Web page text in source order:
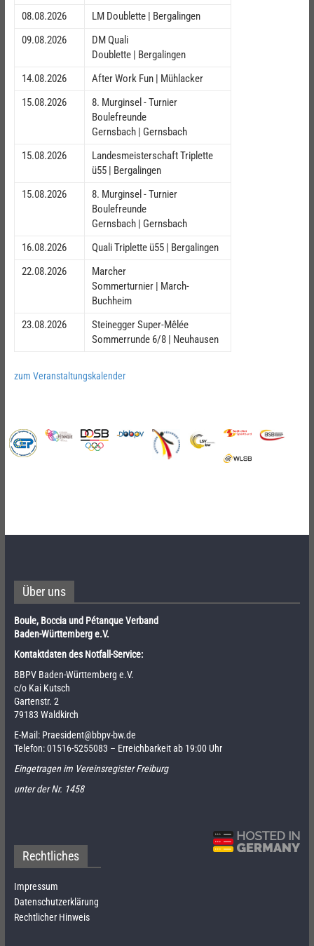
08.08.2026
LM Doublette | Bergalingen
09.08.2026
DM Quali
Doublette | Bergalingen
14.08.2026
After Work Fun | Mühlacker
15.08.2026
8. Murginsel - Turnier
Boulefreunde
Gernsbach | Gernsbach
15.08.2026
Landesmeisterschaft Triplette
ü55 | Bergalingen
15.08.2026
8. Murginsel - Turnier
Boulefreunde
Gernsbach | Gernsbach
16.08.2026
Quali Triplette ü55 | Bergalingen
22.08.2026
Marcher
Sommerturnier | March-
Buchheim
23.08.2026
Steinegger Super-Mêlée
Sommerrunde 6/8 | Neuhausen
zum Veranstaltungskalender
Über uns
Boule, Boccia und Pétanque Verband
Baden-Württemberg e.V.
Kontaktdaten des Notfall-Service:
BBPV Baden-Württemberg e.V.
c/o Kai Kutsch
Gartenstr. 2
79183 Waldkirch
E-Mail: Praesident@bbpv-bw.de
Telefon:01516-5255083 – Erreichbarkeit ab 19:00 Uhr
Eingetragen im Vereinsregister Freiburg
unter der Nr. 1458
Rechtliches
Impressum
Datenschutzerklärung
Rechtlicher Hinweis